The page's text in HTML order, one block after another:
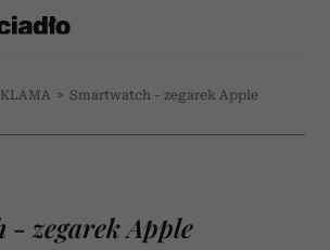
> Smartwatch - zegarek Apple
- zegarek Apple